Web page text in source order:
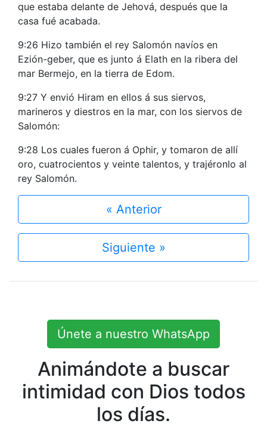
que estaba delante de Jehová, después que la
casa fué acabada.
9:26 Hizo también el rey Salomón navíos en
Ezión-geber, que es junto á Elath en la ribera del
mar Bermejo, en la tierra de Edom.
9:27 Y envió Hiram en ellos á sus siervos,
marineros y diestros en la mar, con los siervos de
Salomón:
9:28 Los cuales fueron á Ophir, y tomaron de allí
oro, cuatrocientos y veinte talentos, y trajéronlo al
rey Salomón.
« Anterior
Siguiente »
Únete a nuestro WhatsApp
Animándote a buscar
intimidad con Dios todos
los días.